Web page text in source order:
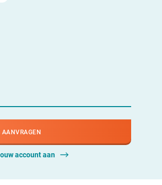
AANVRAGEN
account aan